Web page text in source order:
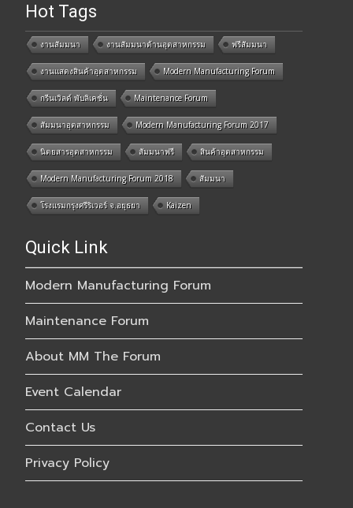
Hot Tags
งานสัมมนา งานสัมมนาด้านอุตสาหกรรม ฟรีสัมมนา
งานแสดงสินค้าอุตสาหกรรม Modern Manufacturing Forum
กรีนเวิลด์ พับลิเคชั่น Maintenance Forum
สัมมนาอุตสาหกรรม Modern Manufacturing Forum 2017
นิตยสารอุตสาหกรรม สัมมนาฟรี สินค้าอุตสาหกรรม
Modern Manufacturing Forum 2018 สัมมนา
โรงแรมกรุงศรีริเวอร์ จ.อยุธยา Kaizen
Quick Link
Modern Manufacturing Forum
Maintenance Forum
About MM The Forum
Event Calendar
Contact Us
Privacy Policy